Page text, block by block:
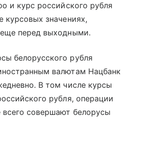
и курс российского рубля
курсовых значениях,
перед выходными.
белорусского рубля
валютам Нацбанк
В том числе курсы
рубля, операции
совершают белорусы